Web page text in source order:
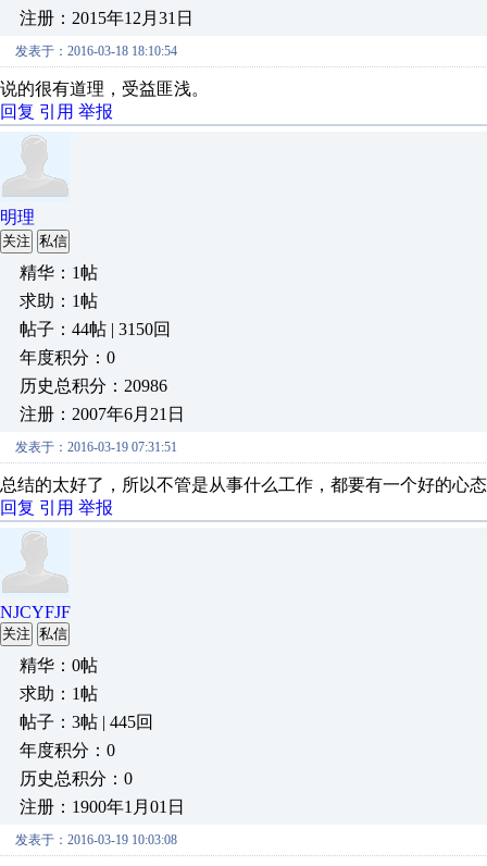
注册：2015年12月31日
发表于：2016-03-18 18:10:54
说的很有道理，受益匪浅。
回复 引用 举报
明理
关注 私信
精华：1帖
求助：1帖
帖子：44帖 | 3150回
年度积分：0
历史总积分：20986
注册：2007年6月21日
发表于：2016-03-19 07:31:51
总结的太好了，所以不管是从事什么工作，都要有一个好的心
回复 引用 举报
NJCYFJF
关注 私信
精华：0帖
求助：1帖
帖子：3帖 | 445回
年度积分：0
历史总积分：0
注册：1900年1月01日
发表于：2016-03-19 10:03:08